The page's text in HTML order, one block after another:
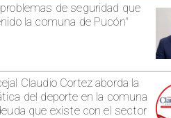
de seguridad que
la comuna de Pucón"
Claudio Cortez aborda la
del deporte en la comuna
que existe con el sector